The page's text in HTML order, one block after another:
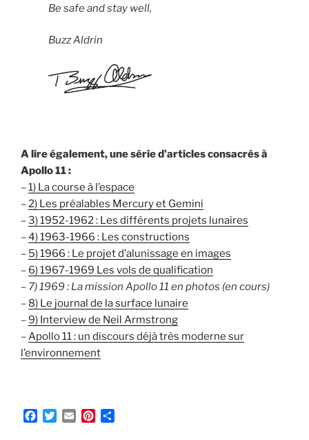
Be safe and stay well,
Buzz Aldrin
A lire également, une série d’articles consacrés à
Apollo 11 :
–1) La course à l’espace
–2) Les préalables Mercury et Gemini
–3) 1952-1962 : Les différents projets lunaires
–4) 1963-1966 : Les constructions
– 5) 1966 : Le projet d’alunissage en images
– 6) 1967-1969 Les vols de qualification
– 7) 1969 : La mission Apollo 11 en photos (en cours)
– 8) Le journal de la surface lunaire
–9) Interview de Neil Armstrong
–Apollo 11 : un discours déjà très moderne sur
l’environnement